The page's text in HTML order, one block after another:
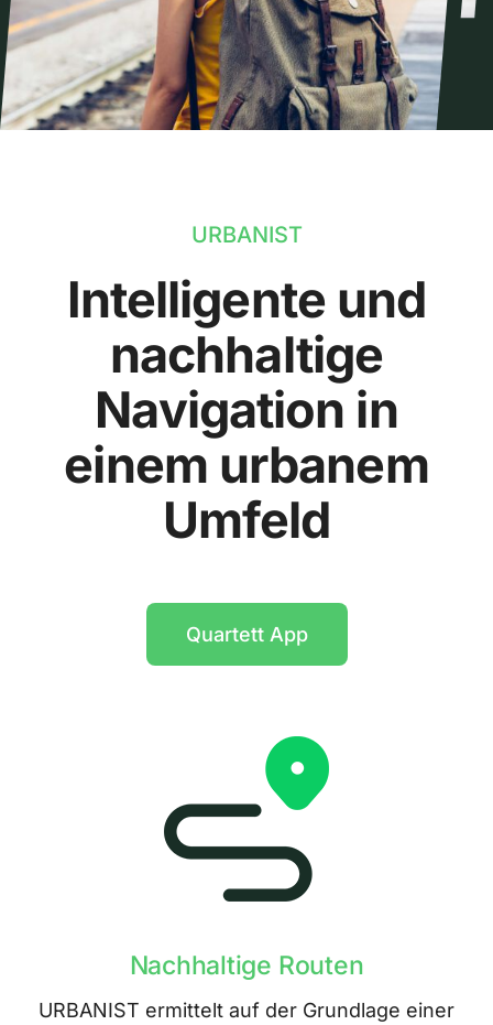
URBANIST
Intelligente und
nachhaltige
Navigation in
einem urbanem
Umfeld
Quartett App
Nachhaltige Routen
URBANIST ermittelt auf der Grundlage einer